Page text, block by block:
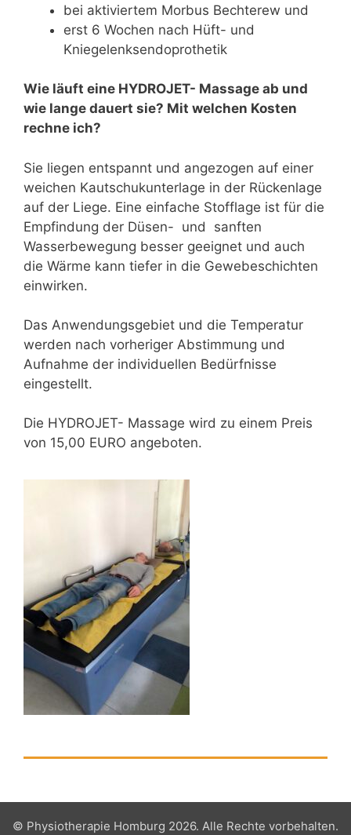
bei aktiviertem Morbus Bechterew und
erst 6 Wochen nach Hüft- und
Kniegelenksendoprothetik
Wie läuft eine HYDROJET- Massage ab und
wie lange dauert sie? Mit welchen Kosten
rechne ich?
Sie liegen entspannt und angezogen auf einer
weichen Kautschukunterlage in der Rückenlage
auf der Liege. Eine einfache Stofflage ist für die
Empfindung der Düsen- und sanften
Wasserbewegung besser geeignet und auch
die Wärme kann tiefer in die Gewebeschichten
einwirken.
Das Anwendungsgebiet und die Temperatur
werden nach vorheriger Abstimmung und
Aufnahme der individuellen Bedürfnisse
eingestellt.
Die HYDROJET- Massage wird zu einem Preis
von 15,00 EURO angeboten.
© Physiotherapie Homburg 2026. Alle Rechte vorbehalten.